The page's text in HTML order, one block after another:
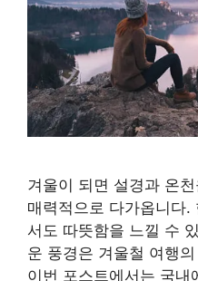
겨울이 되면 설경과 온
매력적으로 다가옵니다.
서도 따뜻함을 느낄 수
운 풍경은 겨울철 여행
이번 포스트에서는 국내